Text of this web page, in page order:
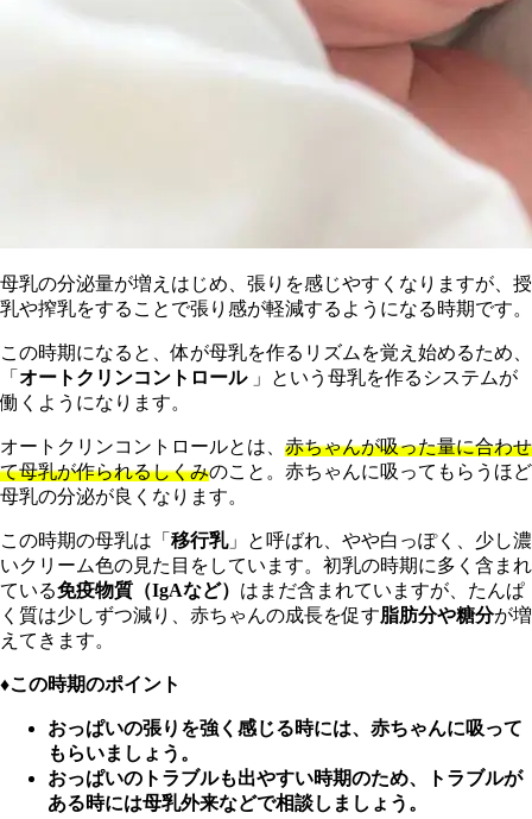
母乳の分泌量が増えはじめ、張りを感じやすくなりますが、授
乳や搾乳をすることで張り感が軽減するようになる時期です。
この時期になると、体が母乳を作るリズムを覚え始めるため、
「 オートクリンコントロール 」という母乳を作るシステムが
働くようになります。
オートクリンコントロールとは、 赤ちゃんが吸った量に合わせ
て母乳が作られるしくみのこと。赤ちゃんに吸ってもらうほど
母乳の分泌が良くなります。
この時期の母乳は「 移行乳」と呼ばれ、やや白っぽく、少し濃
いクリーム色の見た目をしています。初乳の時期に多く含まれ
ている免疫物質（IgAなど） はまだ含まれていますが、たんぱ
く質は少しずつ減り、赤ちゃんの成長を促す脂肪分や糖分が増
えてきます。
♦︎この時期のポイント
おっぱいの張りを強く感じる時には、赤ちゃんに吸って
もらいましょう。
おっぱいのトラブルも出やすい時期のため、トラブルが
ある時には母乳外来などで相談しましょう。